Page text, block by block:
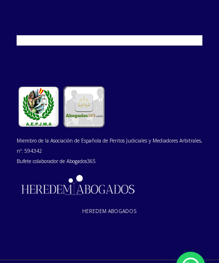
Miembro de la Asociación de Española de Peritos Judiciales y Mediadores Arbitrales,
nº: 594342
Bufete colaborador de Abogados365
HEREDEM ABOGADOS